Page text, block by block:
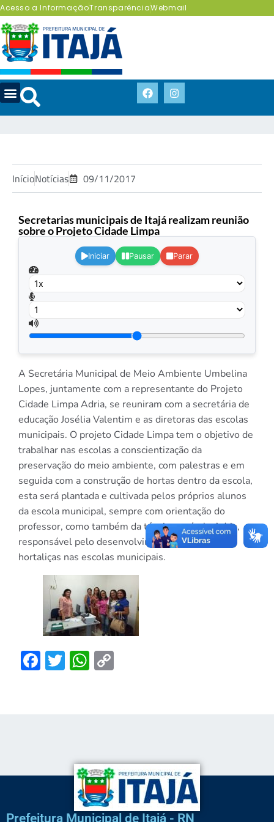
Acesso a InformaçãoTransparênciaWebmail
InícioNotícias 09/11/2017
Secretarias municipais de Itajá realizam reunião
sobre o Projeto Cidade Limpa
Iniciar Pausar Parar
A Secretária Municipal de Meio Ambiente Umbelina
Lopes, juntamente com a representante do Projeto
Cidade Limpa Adria, se reuniram com a secretária de
educação Josélia Valentim e as diretoras das escolas
municipais. O projeto Cidade Limpa tem o objetivo de
trabalhar nas escolas a conscientização da
preservação do meio ambiente, com palestras e em
seguida com a construção de hortas dentro da escola,
esta será plantada e cultivada pelos próprios alunos
da escola municipal, sempre com orientação do
professor, como também da técnica agrícola Adria,
responsável pelo desenvolvimento do projeto de
hortaliças nas escolas municipais.
Facebook
TwitterWhatsApp
Prefeitura Municipal de Itajá - RN